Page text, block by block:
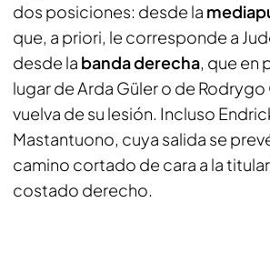
dos posiciones: desde la
que, a priori, le corresponde a
desde la banda derecha, que en
lugar de Arda Güler o de
vuelva de su lesión. Incluso
Mastantuono, cuya salida se
camino cortado de cara a la
costado derecho.